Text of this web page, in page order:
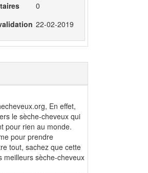
0
22-02-2019
En effet,
le sèche-cheveux qui
pour rien au monde.
pour prendre
tout, sachez que cette
meilleurs sèche-cheveux